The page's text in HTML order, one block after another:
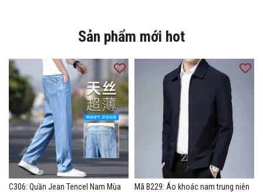
Sản phẩm mới hot
C306: Quần Jean Tencel Nam Mùa
Mã B229: Áo khoác nam trung niên